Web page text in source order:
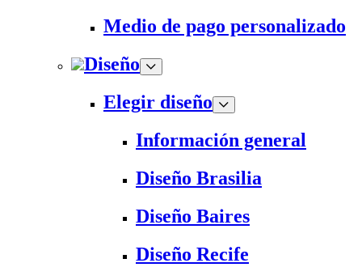
Medio de pago personalizado
Diseño
Elegir diseño
Información general
Diseño Brasilia
Diseño Baires
Diseño Recife